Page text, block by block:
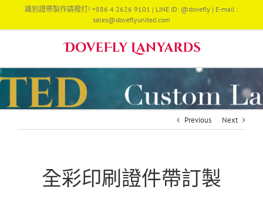
content
識別證帶製作請撥打! +886 4 2626 9101 | LINE ID: @dovefly | E-mail :
sales@doveflyunited.com
Previous Next
全彩印刷證件帶訂製